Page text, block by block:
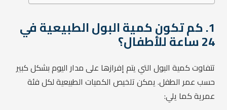
1. كم تكون كمية البول الطبيعية في
24 ساعة للأطفال؟
تتفاوت كمية البول التي يتم إفرازها على مدار اليوم بشكل كبير
حسب عمر الطفل. يمكن تلخيص الكميات الطبيعية لكل فئة
عمرية كما يلي: